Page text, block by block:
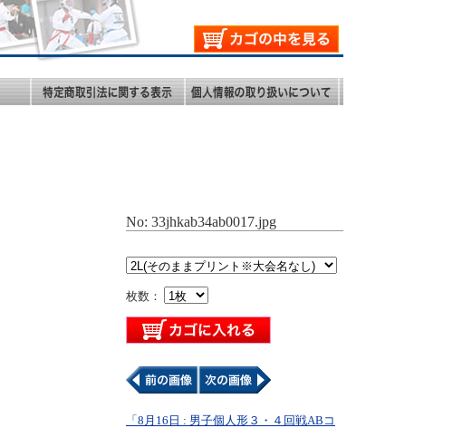
No: 33jhkab34ab0017.jpg
枚数：
「8月16日 : 男子個人形３・４回戦ABコ